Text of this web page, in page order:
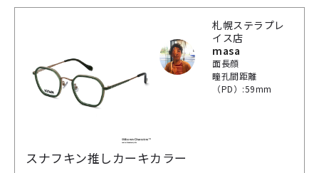
札幌ステラプレ
イス店
masa
面長顔
瞳孔間距離
（PD）:59mm
スナフキン推しカーキカラー